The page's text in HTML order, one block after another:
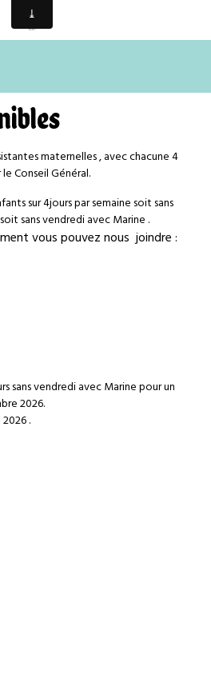
maternelles , avec chacune 4
Conseil Général.
sur 4jours par semaine soit sans
sans vendredi avec Marine .
vous pouvez nous joindre :
59 75
sans vendredi avec Marine pour un
2026.
.